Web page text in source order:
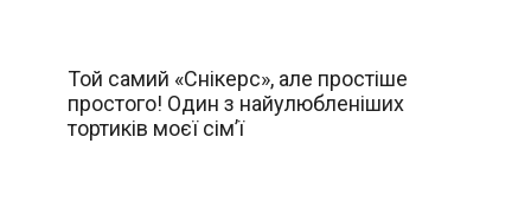
Той самий «Снікерс», але простіше
простого! Один з найулюбленіших
тортиків моєї сім’ї